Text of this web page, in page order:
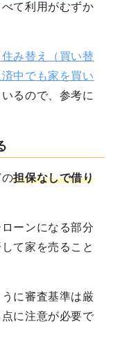
て利用がむずか
住み替え（買い替
中でも家を買い
るので、参考に
担保なしで借り
ーンになる部分
て家を売ること
に審査基準は厳
に注意が必要で